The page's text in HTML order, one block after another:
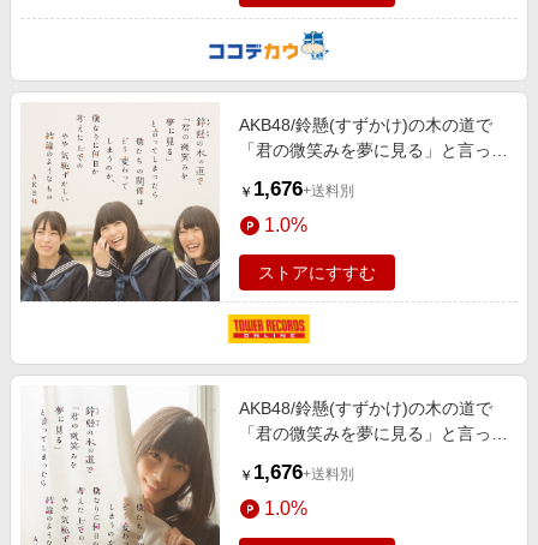
AKB48/鈴懸(すずかけ)の木の道で
「君の微笑みを夢に見る」と言って
ってしまうのか、僕なりに何日か考
えた上でのやや気恥ずかしい結論の
ようなもの ＜Type A＞
［CD+DVD］[KIZM-253]
￥ 1,676+送料別
1.0%
ストアにすすむ
AKB48/鈴懸(すずかけ)の木の道で
「君の微笑みを夢に見る」と言って
ってしまうのか、僕なりに何日か考
えた上でのやや気恥ずかしい結論の
ようなもの ＜Type H＞
￥ 1,676+送料別
1.0%